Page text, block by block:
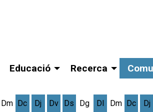
Educació Recerca
Dm
Dc
Dj
Dv
Ds
Dg
Dl
Dm
Dc
Dj